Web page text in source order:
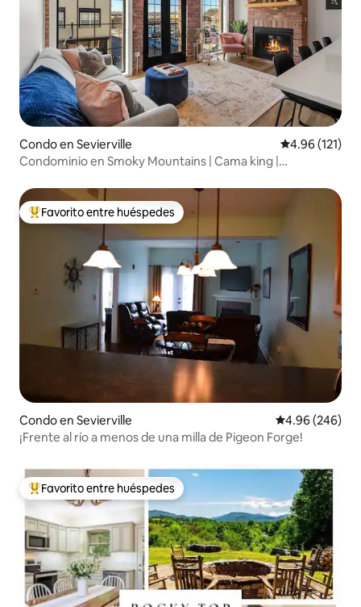
Condo en Sevierville Calificación
4.96 (121)
Condominio en Smoky Mountains | Cama king |
Favorito entre huéspedes preferido
Favorito entre huéspedes
Condo en Sevierville Calificación
4.96 (246)
¡Frente al río a menos de una milla de Pigeon Forge!
Favorito entre huéspedes preferido
Favorito entre huéspedes